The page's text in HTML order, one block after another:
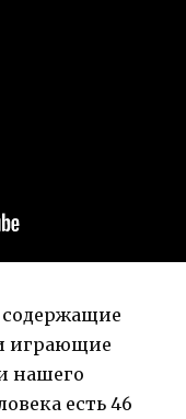
играющие
нашего
есть 46